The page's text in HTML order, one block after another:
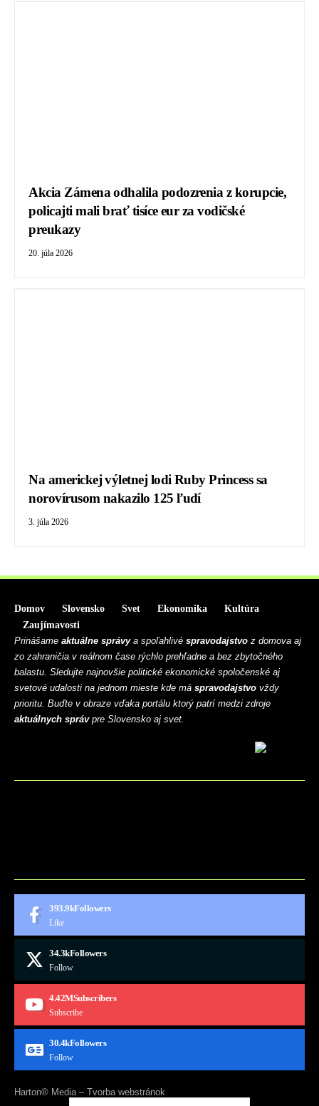
Akcia Zámena odhalila podozrenia z korupcie,
policajti mali brať tisíce eur za vodičské
preukazy
20. júla 2026
Na americkej výletnej lodi Ruby Princess sa
norovírusom nakazilo 125 ľudí
3. júla 2026
Domov Slovensko Svet Ekonomika
Kultúra
Zaujímavosti
Prinášame aktuálne správya spoľahlivé spravodajstvo z domova aj
zo zahraničia v reálnom čase rýchlo prehľadne a bez zbytočného
balastu. Sledujte najnovšie politické ekonomické spoločenské aj
svetové udalosti na jednom mieste kde má spravodajstvo vždy
prioritu. Buďte v obraze vďaka portálu ktorý patrí medzi zdroje
aktuálnych správpre Slovensko aj svet.
393.9kFollowers
Like
34.3kFollowers
Follow
4.42MSubscribers
Subscribe
30.4kFollowers
Follow
Harton® Media – Tvorba webstránok